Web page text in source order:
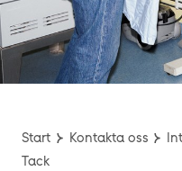
Start Kontakta oss
Tack